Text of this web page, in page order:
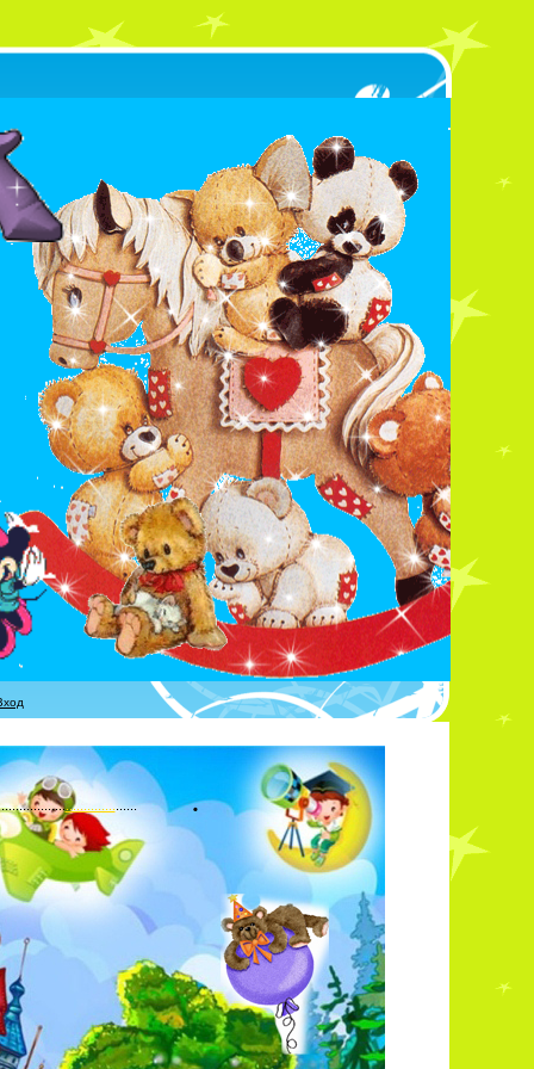
....................